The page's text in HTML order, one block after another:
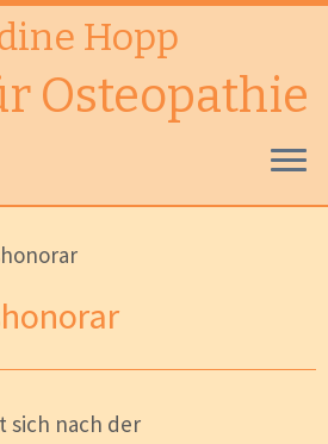
Hopp
Osteopathie
sich nach der